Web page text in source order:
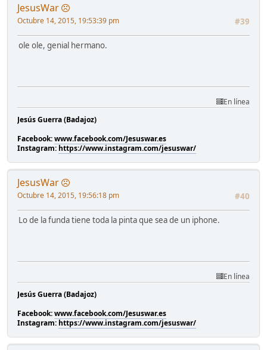
JesusWar
#39
Octubre 14, 2015, 19:53:39 pm
ole ole, genial hermano.
En línea
Jesús Guerra (Badajoz)
Facebook:www.facebook.com/Jesuswar.es
Instagram: https://www.instagram.com/jesuswar/
JesusWar
#40
Octubre 14, 2015, 19:56:18 pm
Lo de la funda tiene toda la pinta que sea de un iphone.
En línea
Jesús Guerra (Badajoz)
Facebook:www.facebook.com/Jesuswar.es
Instagram: https://www.instagram.com/jesuswar/